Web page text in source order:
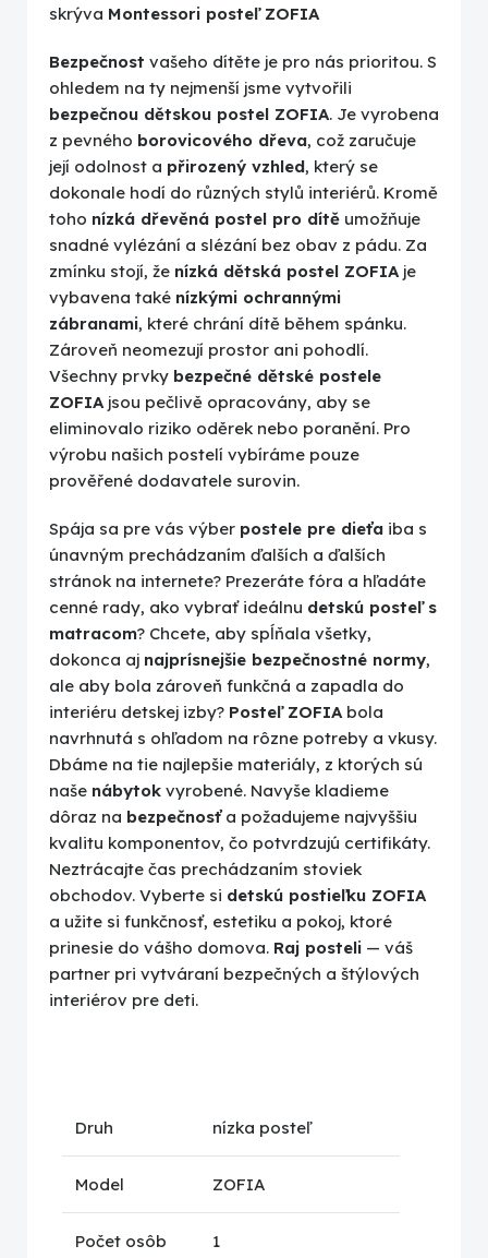
skrýva Montessori posteľ ZOFIA
Bezpečnost vašeho dítěte je pro nás prioritou. S
ohledem na ty nejmenší jsme vytvořili
bezpečnou dětskou postel ZOFIA. Je vyrobena
z pevného borovicového dřeva, což zaručuje
její odolnost a přirozený vzhled, který se
dokonale hodí do různých stylů interiérů. Kromě
toho nízká dřevěná postel pro dítě umožňuje
snadné vylézání a slézání bez obav z pádu. Za
zmínku stojí, že nízká dětská postel ZOFIAje
vybavena také nízkými ochrannými
zábranami, které chrání dítě během spánku.
Zároveň neomezují prostor ani pohodlí.
Všechny prvky bezpečné dětské postele
ZOFIAjsou pečlivě opracovány, aby se
eliminovalo riziko oděrek nebo poranění. Pro
výrobu našich postelí vybíráme pouze
prověřené dodavatele surovin.
Spája sa pre vás výber postele pre dieťa iba s
únavným prechádzaním ďalších a ďalších
stránok na internete? Prezeráte fóra a hľadáte
cenné rady, ako vybrať ideálnu detskú posteľ s
matracom? Chcete, aby spĺňala všetky,
dokonca aj najprísnejšie bezpečnostné normy,
ale aby bola zároveň funkčná a zapadla do
interiéru detskej izby? Posteľ ZOFIAbola
navrhnutá s ohľadom na rôzne potreby a vkusy.
Dbáme na tie najlepšie materiály, z ktorých sú
naše nábytok vyrobené. Navyše kladieme
dôraz na bezpečnosťa požadujeme najvyššiu
kvalitu komponentov, čo potvrdzujú certifikáty.
Neztrácajte čas prechádzaním stoviek
obchodov. Vyberte si detskú postieľku ZOFIA
a užite si funkčnosť, estetiku a pokoj, ktoré
prinesie do vášho domova. Raj posteli — váš
partner pri vytváraní bezpečných a štýlových
interiérov pre deti.
Druh nízka posteľ
Model ZOFIA
Počet osôb 1